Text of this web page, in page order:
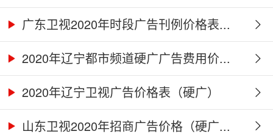
广东卫视2020年时段广告刊例价格表...
2020年辽宁都市频道硬广广告费用价...
2020年辽宁卫视广告价格表（硬广）
山东卫视2020年招商广告价格（硬广...